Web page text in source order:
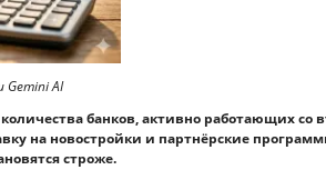
AI
банков, активно работающих
на новостройки и партнёрские
строже.